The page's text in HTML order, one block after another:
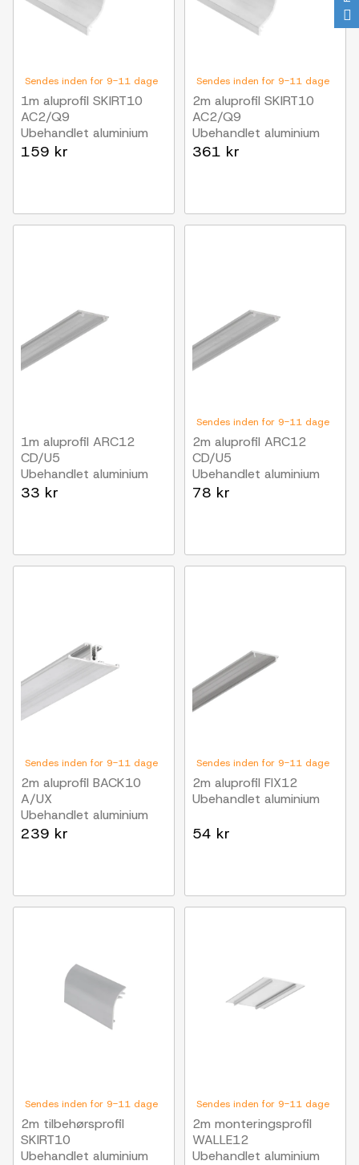
Sendes inden for 9-11 dage
1m aluprofil SKIRT10
AC2/Q9
Ubehandlet aluminium
159 kr
Sendes inden for 9-11 dage
2m aluprofil SKIRT10
AC2/Q9
Ubehandlet aluminium
361 kr
1m aluprofil ARC12
CD/U5
Ubehandlet aluminium
33 kr
Sendes inden for 9-11 dage
2m aluprofil ARC12
CD/U5
Ubehandlet aluminium
78 kr
Sendes inden for 9-11 dage
2m aluprofil BACK10
A/UX
Ubehandlet aluminium
239 kr
Sendes inden for 9-11 dage
2m aluprofil FIX12
Ubehandlet aluminium
54 kr
Sendes inden for 9-11 dage
2m tilbehørsprofil
SKIRT10
Ubehandlet aluminium
Sendes inden for 9-11 dage
2m monteringsprofil
WALLE12
Ubehandlet aluminium